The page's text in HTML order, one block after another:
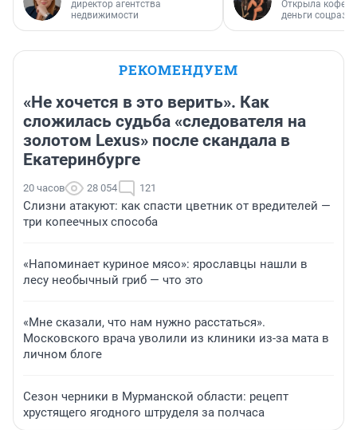
директор агентства
недвижимости
Открыла
деньги
РЕКОМЕНДУЕМ
«Не хочется в это верить». Как
сложилась судьба «следователя на
золотом Lexus» после скандала в
Екатеринбурге
20 часов 28 054 121
Слизни атакуют: как спасти цветник от вредителей —
три копеечных способа
«Напоминает куриное мясо»: ярославцы нашли в
лесу необычный гриб — что это
«Мне сказали, что нам нужно расстаться».
Московского врача уволили из клиники из-за мата в
личном блоге
Сезон черники в Мурманской области: рецепт
хрустящего ягодного штруделя за полчаса